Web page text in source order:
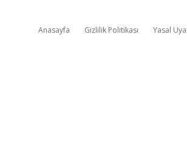
Anasayfa Gizlilik Politikası Yasal